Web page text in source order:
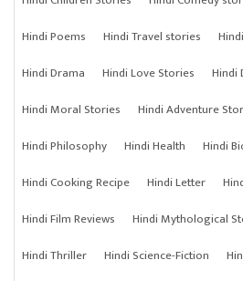
Hindi Poems
Hindi Travel stories
Hindi Drama
Hindi Love Stories
Hindi
Hindi Moral Stories
Hindi Adventure
Hindi Philosophy
Hindi Health
Hindi
Hindi Cooking Recipe
Hindi Letter
Hindi Film Reviews
Hindi Mythological
Hindi Thriller
Hindi Science-Fiction